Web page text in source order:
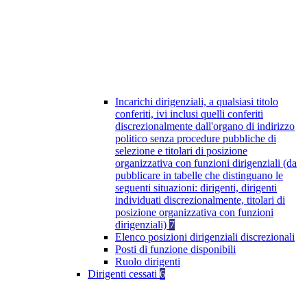
Incarichi dirigenziali, a qualsiasi titolo
conferiti, ivi inclusi quelli conferiti
discrezionalmente dall'organo di indirizzo
politico senza procedure pubbliche di
selezione e titolari di posizione
organizzativa con funzioni dirigenziali (da
pubblicare in tabelle che distinguano le
seguenti situazioni: dirigenti, dirigenti
individuati discrezionalmente, titolari di
posizione organizzativa con funzioni
dirigenziali) 7
Elenco posizioni dirigenziali discrezionali
Posti di funzione disponibili
Ruolo dirigenti
Dirigenti cessati 6